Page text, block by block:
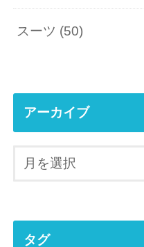
スーツ (50)
アーカイブ
タグ